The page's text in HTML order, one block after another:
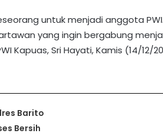
untuk menjadi anggota
yang ingin bergabung
Kapuas, Sri Hayati, Kamis (14/12/
Barito
Bersih